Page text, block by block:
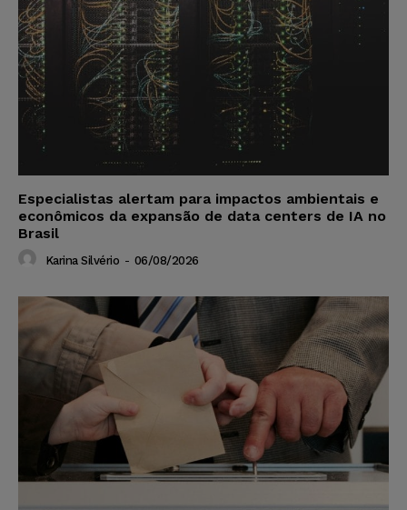
Especialistas alertam para impactos ambientais e
econômicos da expansão de data centers de IA no
Brasil
Karina Silvério - 06/08/2026